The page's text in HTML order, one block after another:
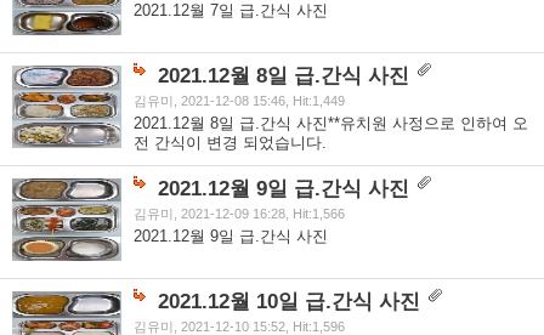
2021.12월 7일 급.간식 사진
2021.12월 8일 급.간식 사진
김유미, 2021-12-08 15:46, Hit:1,449
2021.12월 8일 급.간식 사진**유치원 사정으로 인하여 오
전 간식이 변경 되었습니다.
2021.12월 9일 급.간식 사진
김유미, 2021-12-09 16:28, Hit:1,566
2021.12월 9일 급.간식 사진
2021.12월 10일 급.간식 사진
김유미, 2021-12-10 15:52, Hit:1,596